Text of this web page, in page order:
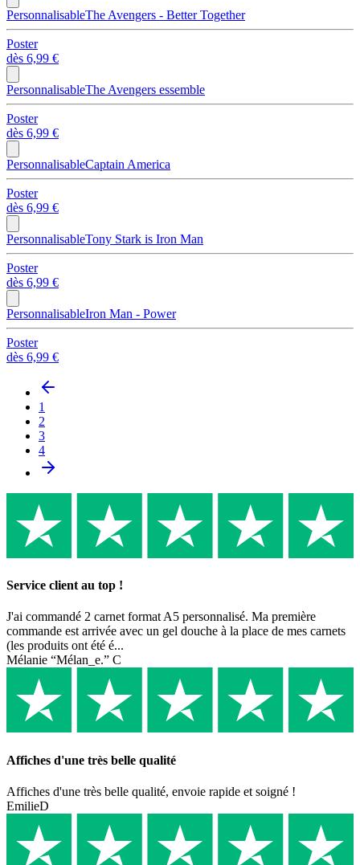
PersonnalisableThe Avengers - Better Together
Poster
dès 6,99 €
PersonnalisableThe Avengers essemble
Poster
dès 6,99 €
PersonnalisableCaptain America
Poster
dès 6,99 €
PersonnalisableTony Stark is Iron Man
Poster
dès 6,99 €
PersonnalisableIron Man - Power
Poster
dès 6,99 €
1
2
3
4
Service client au top !
J'ai commandé 2 carnet format A5 personnalisé. Ma première
commande est arrivée avec un gel douche à la place de mes carnets
(les produits ont été é...
Mélanie “Mélan_e.” C
Affiches d'une très belle qualité
Affiches d'une très belle qualité, envoie rapide et soigné !
EmilieD